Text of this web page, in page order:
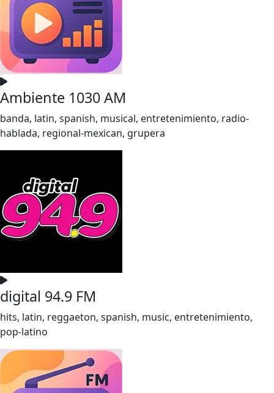
Ambiente 1030 AM
banda, latin, spanish, musical, entretenimiento, radio-
hablada, regional-mexican, grupera
digital 94.9 FM
hits, latin, reggaeton, spanish, music, entretenimiento,
pop-latino